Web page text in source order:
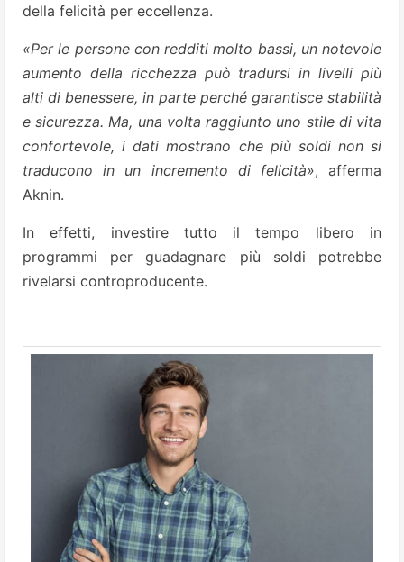
della felicità per eccellenza.
«Per le persone con redditi molto bassi, un notevole
aumento della ricchezza può tradursi in livelli più
alti di benessere, in parte perché garantisce stabilità
e sicurezza. Ma, una volta raggiunto uno stile di vita
confortevole, i dati mostrano che più soldi non si
traducono in un incremento di felicità», afferma
Aknin.
In effetti, investire tutto il tempo libero in
programmi per guadagnare più soldi potrebbe
rivelarsi controproducente.